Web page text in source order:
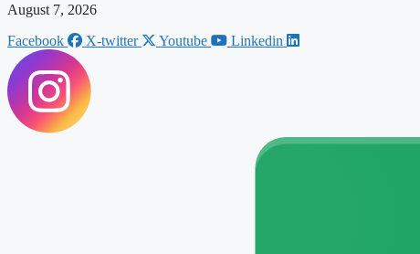
August 7, 2026
Facebook
X-twitter Youtube Linkedin